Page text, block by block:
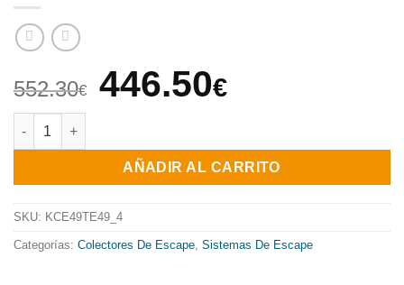
552.30€
El
original
era:
552.30€.
446.50€El
actual
es:
446.50€.
COLECTOR DE ESCAPE TUBULAR INOXIDABLE / SEAT IBIZA
AÑADIR AL CARRITO
SKU: KCE49TE49_4
Categorías: Colectores De Escape, Sistemas De Escape